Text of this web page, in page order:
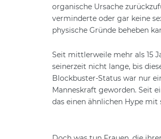
organische Ursache
verminderte oder gar keine
physische Gründe beheben
Seit mittlerweile mehr als 15
seinerzeit nicht lange, bis
Blockbuster-Status war nur
Manneskraft geworden. Seit
das einen ähnlichen Hype